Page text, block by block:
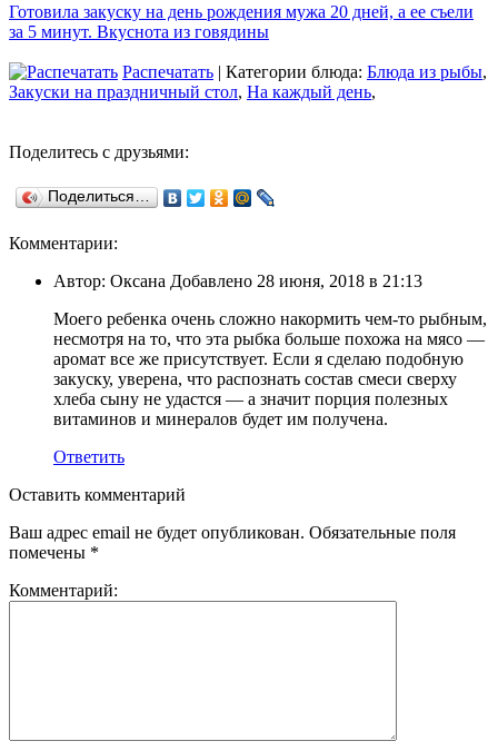
Готовила закуску на день рождения мужа 20 дней, а ее съели
за 5 минут. Вкуснота из говядины
Распечатать | Категории блюда: Блюда из рыбы,
Закуски на праздничный стол, На каждый день,
Поделитесь с друзьями:
Поделиться…
Комментарии:
Автор: Оксана Добавлено 28 июня, 2018 в 21:13
Моего ребенка очень сложно накормить чем-то рыбным,
несмотря на то, что эта рыбка больше похожа на мясо —
аромат все же присутствует. Если я сделаю подобную
закуску, уверена, что распознать состав смеси сверху
хлеба сыну не удастся — а значит порция полезных
витаминов и минералов будет им получена.
Ответить
Оставить комментарий
Ваш адрес email не будет опубликован. Обязательные поля
помечены *
Комментарий: